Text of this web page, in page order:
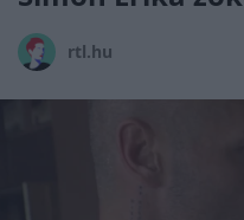
rtl.hu